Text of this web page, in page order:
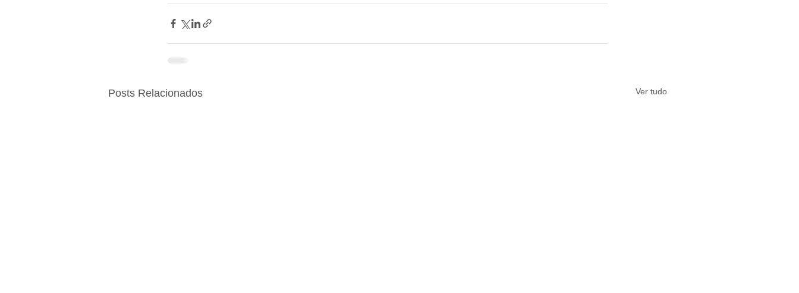
Posts Relacionados Ver tudo